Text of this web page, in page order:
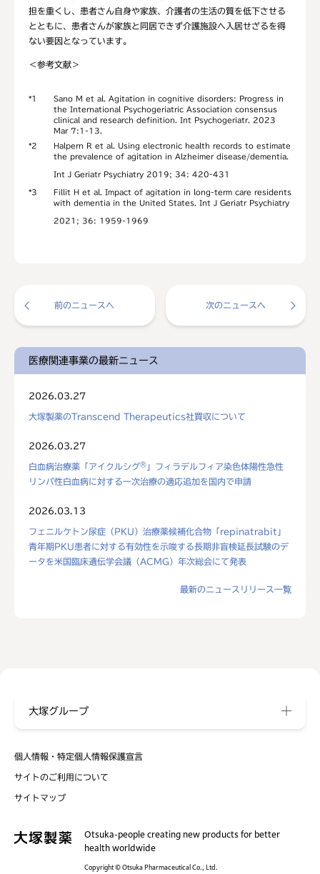
担を重くし、患者さん自身や家族、介護者の生活の質を低下させる
とともに、患者さんが家族と同居できず介護施設へ入居せざるを得
ない要因となっています。
＜参考文献＞
*1
Sano M et al. Agitation in cognitive disorders: Progress in
the International Psychogeriatric Association consensus
clinical and research definition. Int Psychogeriatr. 2023
Mar 7:1-13.
*2
Halpern R et al. Using electronic health records to estimate
the prevalence of agitation in Alzheimer disease/dementia.
Int J Geriatr Psychiatry 2019; 34: 420-431
*3
Fillit H et al. Impact of agitation in long-term care residents
with dementia in the United States. Int J Geriatr Psychiatry
2021; 36: 1959-1969
前のニュースへ 次のニュースへ
医療関連事業の最新ニュース
2026.03.27
大塚製薬のTranscend Therapeutics社買収について
2026.03.27
白血病治療薬「アイクルシグ® 」フィラデルフィア染色体陽性急性
リンパ性白血病に対する一次治療の適応追加を国内で申請
2026.03.13
フェニルケトン尿症（PKU）治療薬候補化合物「repinatrabit」
青年期PKU患者に対する有効性を示唆する長期非盲検延長試験のデ
ータを米国臨床遺伝学会議（ACMG）年次総会にて発表
最新のニュースリリース一覧
個人情報・特定個人情報保護宣言
サイトのご利用について
サイトマップ
大塚グループ
Otsuka-people creating new products for better
health worldwide
Copyright © Otsuka Pharmaceutical Co., Ltd.